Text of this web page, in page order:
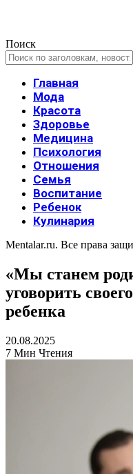
Поиск
Главная
Мода
Красота
Здоровье
Медицина
Психология
Отношения
Семья
Воспитание
Ребенок
Кулинария
Mentalar.ru. Все права
«Мы станем
уговорить
ребенка
20.08.2025
7 Мин Чтения